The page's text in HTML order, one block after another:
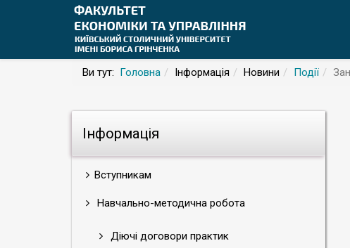
Ви тут: Головна Інформація Новини Події
Інформація
Вступникам
Навчально-методична робота
Діючі договори практик